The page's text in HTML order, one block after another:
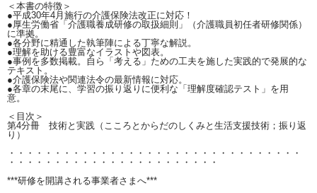
＜本書の特徴＞
●平成30年4月施行の介護保険法改正に対応！
●厚生労働省「介護職養成研修の取扱細則」（介護職員初任者研修関係）
に準拠。
●各分野に精通した執筆陣による丁寧な解説。
●理解を助ける豊富なイラストや図表。
●事例を多数掲載。自ら「考える」ための工夫を施した実践的で発展的な
テキスト。
●介護保険法や関連法令の最新情報に対応。
●各章の末尾に、学習の振り返りに便利な「理解度確認テスト」を用
意。
＜目次＞
第4分冊 技術と実践（こころとからだのしくみと生活支援技術；振り返
り）
・・・・・・・・・・・・・・・・・・・・・・・・・・・・・・・・
・・・・・・・・・・・・・・・・・・・・・・・
***研修を開講される事業者さまへ***